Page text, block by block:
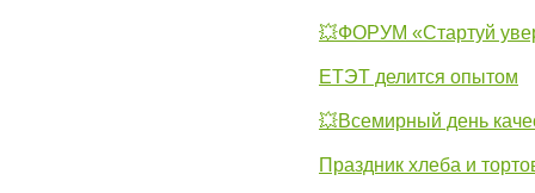
💥ФОРУМ «Стартуй
ЕТЭТ делится опытом
💥Всемирный день
Праздник хлеба и